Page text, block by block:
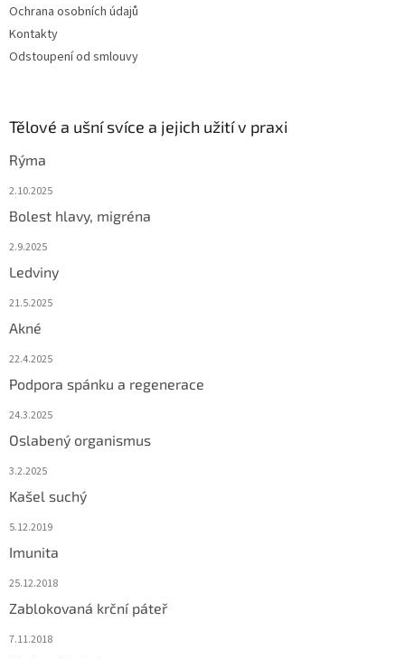
Ochrana osobních údajů
Kontakty
Odstoupení od smlouvy
Tělové a ušní svíce a jejich užití v praxi
Rýma
2.10.2025
Bolest hlavy, migréna
2.9.2025
Ledviny
21.5.2025
Akné
22.4.2025
Podpora spánku a regenerace
24.3.2025
Oslabený organismus
3.2.2025
Kašel suchý
5.12.2019
Imunita
25.12.2018
Zablokovaná krční páteř
7.11.2018